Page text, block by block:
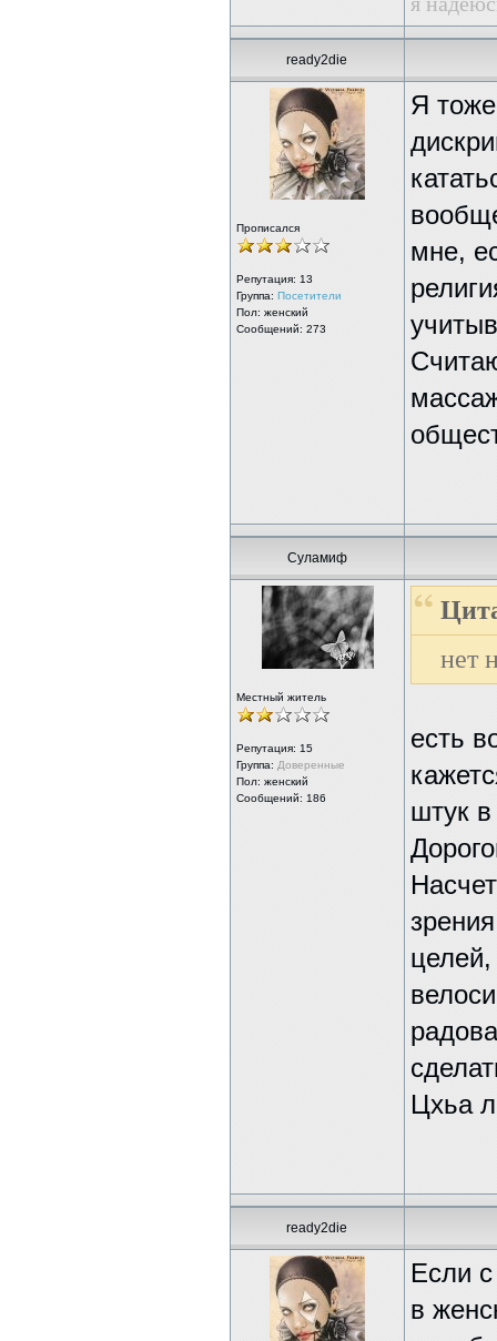
ready2die
Прописался
Репутация: 13
Группа: Посетители
Пол: женский
Сообщений: 273
Я
мне,
Суламиф
Местный житель
Репутация: 15
Группа: Доверенные
Пол: женский
Сообщений: 186
нет
есть
штук
Цхьа
ready2die
Если
в